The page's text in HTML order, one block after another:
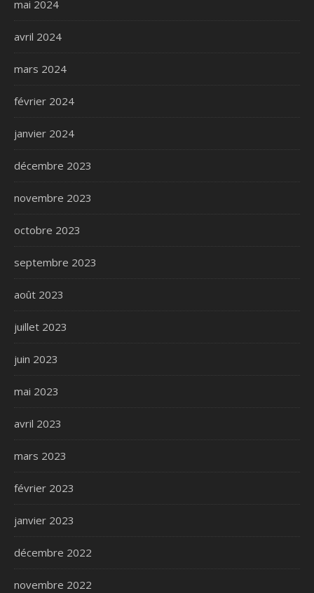
mai 2024
avril 2024
mars 2024
février 2024
janvier 2024
décembre 2023
novembre 2023
octobre 2023
septembre 2023
août 2023
juillet 2023
juin 2023
mai 2023
avril 2023
mars 2023
février 2023
janvier 2023
décembre 2022
novembre 2022